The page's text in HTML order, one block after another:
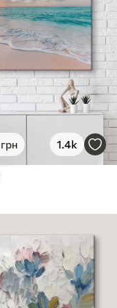
грн 1.4k